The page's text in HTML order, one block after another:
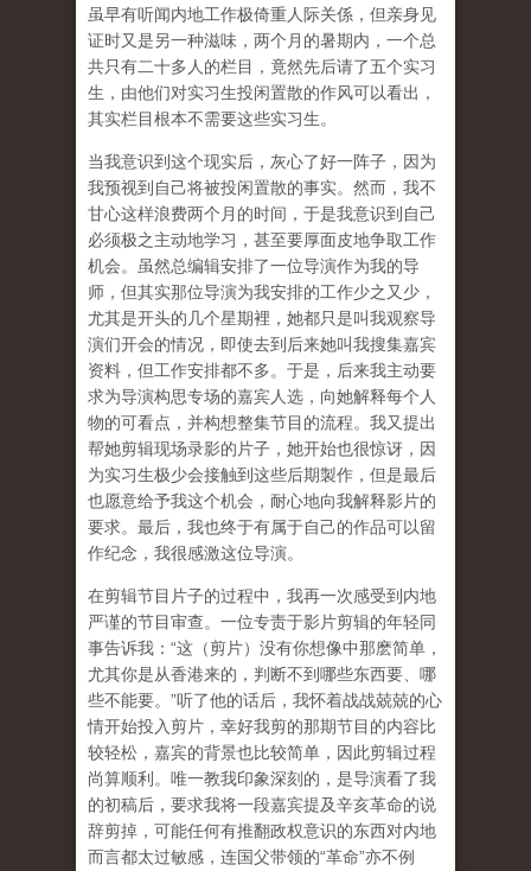
虽早有听闻内地工作极倚重人际关係，但亲身见
证时又是另一种滋味，两个月的暑期内，一个总
共只有二十多人的栏目，竟然先后请了五个实习
生，由他们对实习生投闲置散的作风可以看出，
其实栏目根本不需要这些实习生。
当我意识到这个现实后，灰心了好一阵子，因为
我预视到自己将被投闲置散的事实。然而，我不
甘心这样浪费两个月的时间，于是我意识到自己
必须极之主动地学习，甚至要厚面皮地争取工作
机会。虽然总编辑安排了一位导演作为我的导
师，但其实那位导演为我安排的工作少之又少，
尤其是开头的几个星期裡，她都只是叫我观察导
演们开会的情况，即使去到后来她叫我搜集嘉宾
资料，但工作安排都不多。于是，后来我主动要
求为导演构思专场的嘉宾人选，向她解释每个人
物的可看点，并构想整集节目的流程。我又提出
帮她剪辑现场录影的片子，她开始也很惊讶，因
为实习生极少会接触到这些后期製作，但是最后
也愿意给予我这个机会，耐心地向我解释影片的
要求。最后，我也终于有属于自己的作品可以留
作纪念，我很感激这位导演。
在剪辑节目片子的过程中，我再一次感受到内地
严谨的节目审查。一位专责于影片剪辑的年轻同
事告诉我：“这（剪片）没有你想像中那麽简单，
尤其你是从香港来的，判断不到哪些东西要、哪
些不能要。”听了他的话后，我怀着战战兢兢的心
情开始投入剪片，幸好我剪的那期节目的内容比
较轻松，嘉宾的背景也比较简单，因此剪辑过程
尚算顺利。唯一教我印象深刻的，是导演看了我
的初稿后，要求我将一段嘉宾提及辛亥革命的说
辞剪掉，可能任何有推翻政权意识的东西对内地
而言都太过敏感，连国父带领的“革命”亦不例